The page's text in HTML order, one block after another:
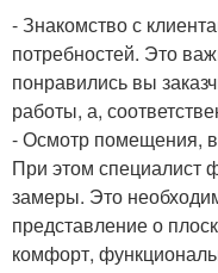
- Знакомство с
потребностей. Это
понравились вы
работы, а,
- Осмотр помещения, в
При этом специалист
замеры. Это
представление о
комфорт,